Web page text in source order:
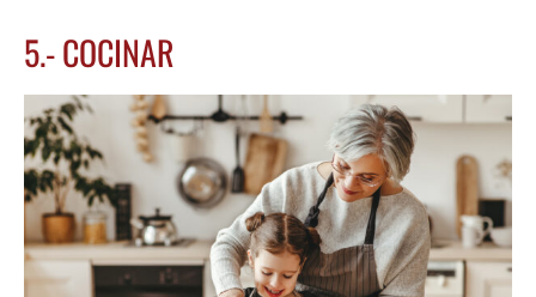
5.- COCINAR